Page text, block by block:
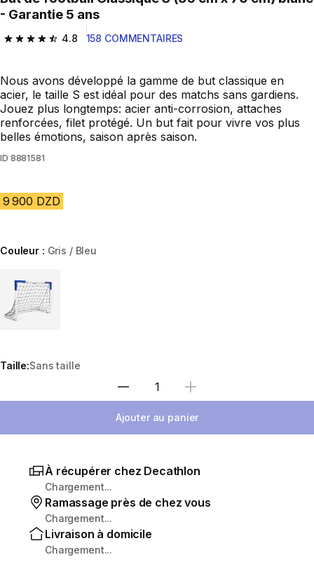
- Garantie 5 ans
4.8
4.8 out of 5 stars from 158 reviews
158 COMMENTAIRES
Nous avons développé la gamme de but classique en
acier, le taille S est idéal pour des matchs sans gardiens.
Jouez plus longtemps: acier anti-corrosion, attaches
renforcées, filet protégé. Un but fait pour vivre vos plus
belles émotions, saison après saison.
ID 8881581
9 900 DZD
Couleur : Gris / Bleu
Taille:Sans taille
Sélectionnez la quantité
Ajouter au panier
À récupérer chez Decathlon
Chargement...
Ramassage près de chez vous
Chargement...
Livraison à domicile
Chargement...